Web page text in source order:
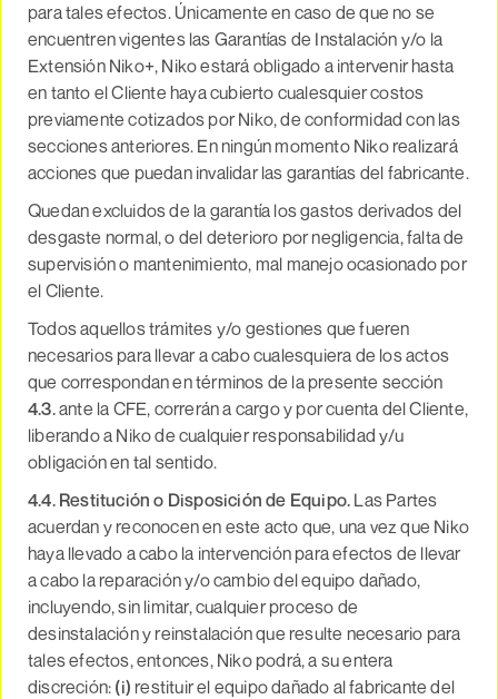
para tales efectos. Únicamente en caso de que no se
encuentren vigentes las Garantías de Instalación y/o la
Extensión Niko+, Niko estará obligado a intervenir hasta
en tanto el Cliente haya cubierto cualesquier costos
previamente cotizados por Niko, de conformidad con las
secciones anteriores. En ningún momento Niko realizará
acciones que puedan invalidar las garantías del fabricante.
Quedan excluidos de la garantía los gastos derivados del
desgaste normal, o del deterioro por negligencia, falta de
supervisión o mantenimiento, mal manejo ocasionado por
el Cliente.
Todos aquellos trámites y/o gestiones que fueren
necesarios para llevar a cabo cualesquiera de los actos
que correspondan en términos de la presente sección
4.3.ante la CFE, correrán a cargo y por cuenta del Cliente,
liberando a Niko de cualquier responsabilidad y/u
obligación en tal sentido.
4.4. Restitución o Disposición de Equipo. Las Partes
acuerdan y reconocen en este acto que, una vez que Niko
haya llevado a cabo la intervención para efectos de llevar
a cabo la reparación y/o cambio del equipo dañado,
incluyendo, sin limitar, cualquier proceso de
desinstalación y reinstalación que resulte necesario para
tales efectos, entonces, Niko podrá, a su entera
discreción: (i) restituir el equipo dañado al fabricante del